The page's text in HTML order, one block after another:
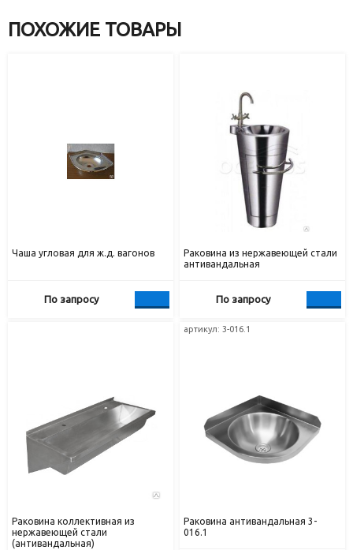
ПОХОЖИЕ ТОВАРЫ
Чаша угловая для ж.д. вагонов
По запросу
Раковина из нержавеющей стали
антивандальная
По запросу
Раковина коллективная из
нержавеющей стали
(антивандальная)
артикул: 3-016.1
Раковина антивандальная 3-
016.1